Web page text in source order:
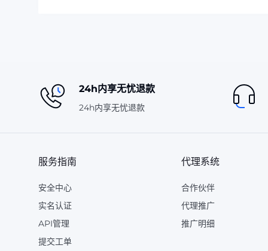
24h内享无忧退款
24h内享无忧退款
服务指南
安全中心
实名认证
API管理
提交工单
代理系统
合作伙伴
代理推广
推广明细